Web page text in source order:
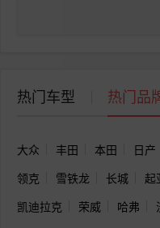
热门车型 热门品
大众 丰田 本田 日产
领克
雪铁龙 长城 起
凯迪拉克
荣威 哈弗